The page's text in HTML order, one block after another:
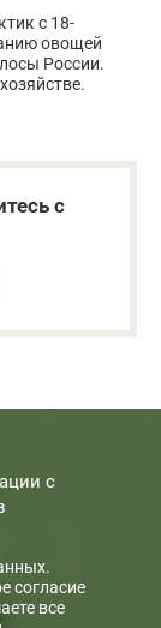
с 18-
овощей
России.
с
с
согласие
все